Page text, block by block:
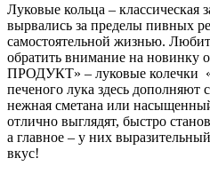
Луковые кольца – классическая
вырвались за пределы пивных
самостоятельной жизнью.
обратить внимание на
ПРОДУКТ» – луковые колечки
печеного лука здесь дополняют
нежная сметана или
отлично выглядят, быстро
а главное – у них
вкус!